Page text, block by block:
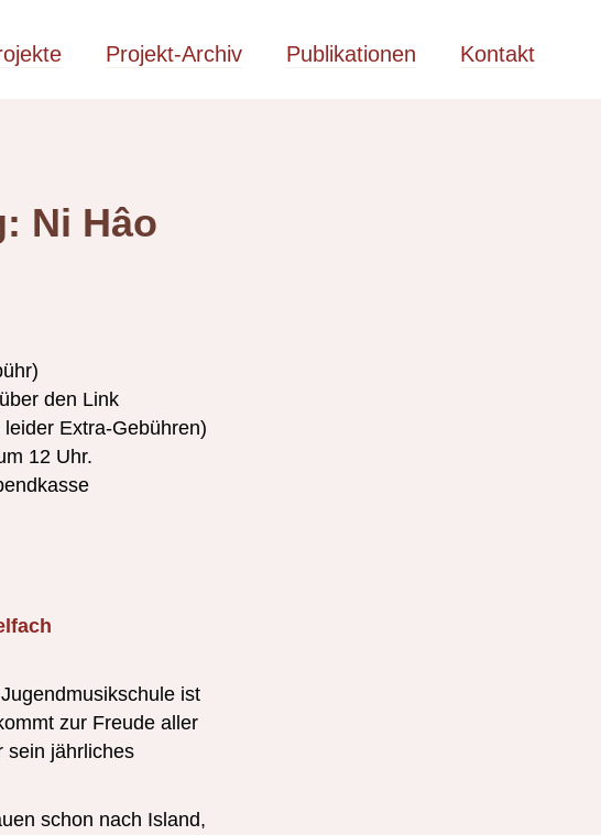
Projekt-Archiv Publikationen Kontakt
Ni Hâo
den Link
Extra-Gebühren)
12 Uhr.
ist
zur Freude aller
sein jährliches
schon nach Island,